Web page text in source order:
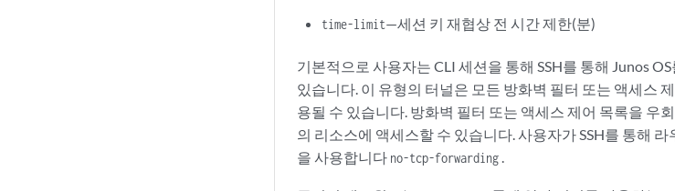
    root-login (allow | deny | deny-password);
    tcp-forwarding;
    trusted-user-ca-key-file
filename
    }
time-limit—세션 키 재협상 전 시간 제한(분)
기본적으로 사용자는 CLI 세션을 통해 SSH를 통해 Junos
있습니다. 이 유형의 터널은 모든 방화벽 필터 또는 액세스
용될 수 있습니다. 방화벽 필터 또는 액세스 제어 목록을 우
의 리소스에 액세스할 수 있습니다. 사용자가 SSH를 통해
을 사용합니다 no-tcp-forwarding .